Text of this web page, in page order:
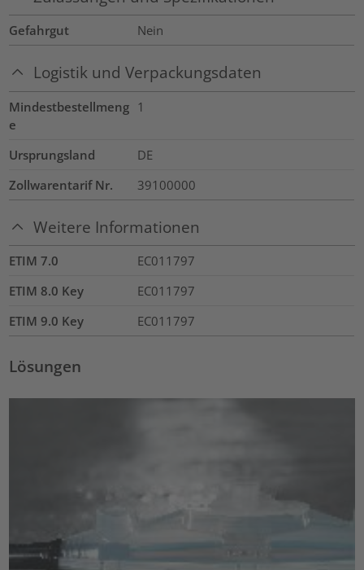
Gefahrgut Nein
Logistik und Verpackungsdaten
Mindestbestellmeng
e
1
Ursprungsland
DE
Zollwarentarif Nr.
39100000
Weitere Informationen
ETIM 7.0
EC011797
ETIM 8.0 Key
EC011797
ETIM 9.0 Key
EC011797
Lösungen